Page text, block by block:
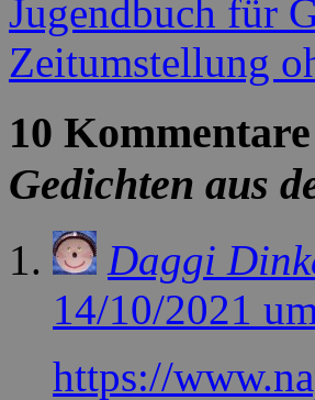
Jugendbuch für
Zeitumstellung
10
Gedichten aus
Daggi
14/10/2021
https://